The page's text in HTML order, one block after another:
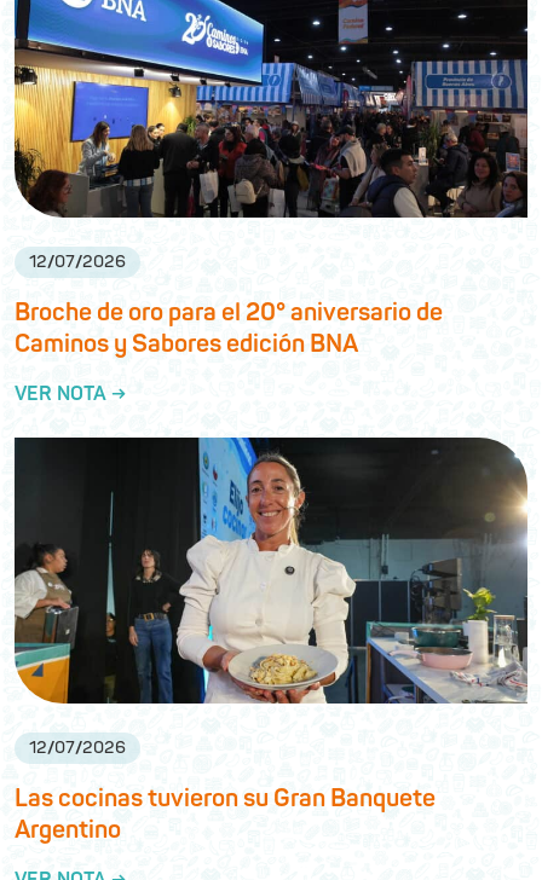
12/07/2026
Broche de oro para el 20° aniversario de
Caminos y Sabores edición BNA
VER NOTA →
12/07/2026
Las cocinas tuvieron su Gran Banquete
Argentino